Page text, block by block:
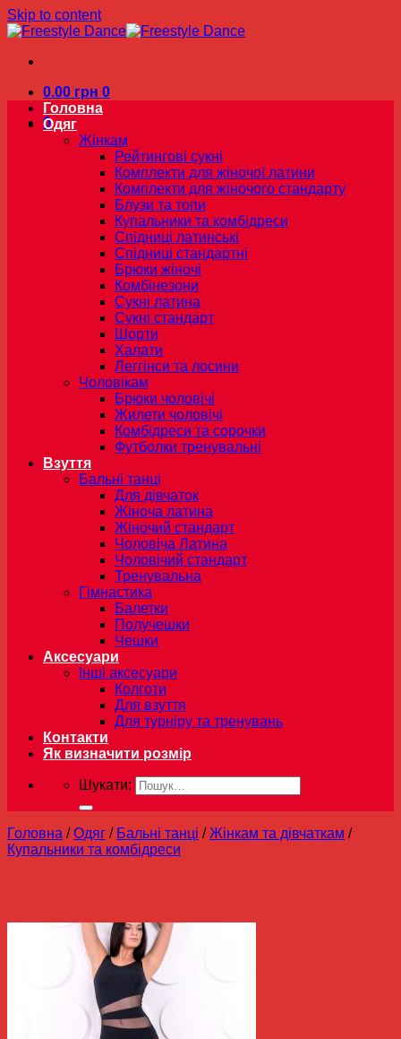
Skip to content
0.00 грн 0
0
Головна
Одяг
Жінкам
Рейтингові сукні
Комплекти для жіночої латини
Комплекти для жіночого стандарту
Блузи та топи
Купальники та комбідреси
Спідниці латинські
Спідниці стандартні
Брюки жіночі
Комбінезони
Сукні латина
Сукні стандарт
Шорти
Халати
Леггінси та лосини
Чоловікам
Брюки чоловічі
Жилети чоловічі
Комбідреси та сорочки
Футболки тренувальні
Взуття
Бальні танці
Для дівчаток
Жіноча латина
Жіночий стандарт
Чоловіча Латина
Чоловічий стандарт
Тренувальна
Гімнастика
Балетки
Получешки
Чешки
Аксесуари
Інші аксесуари
Колготи
Для взуття
Для турніру та тренувань
Контакти
Як визначити розмір
Шукати:
Головна / Одяг / Бальні танці / Жінкам та дівчаткам /
Купальники та комбідреси